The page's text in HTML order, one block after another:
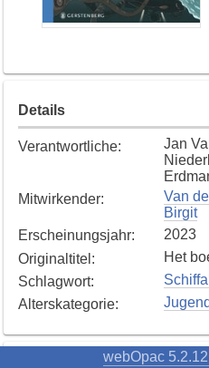
Details
Verantwortliche:
Jan
Mitwirkender: Van
Birgit
Erscheinungsjahr:
2023
Originaltitel :
Het
Schlagwort:
Alterskategorie:
webOpac